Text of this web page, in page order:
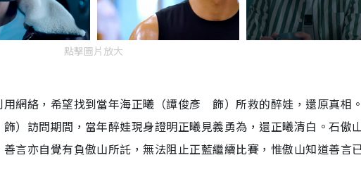
點擊圖片放大
網絡，希望找到當年海正曦（譚俊彥 飾）所救的醉娃，還原真相
訪問期間，當年醉娃現身證明正曦見義勇為，還正曦清白。石傲
言亦自覺有負傲山所託，無法阻止正藍繼續比賽，惟傲山知道善言